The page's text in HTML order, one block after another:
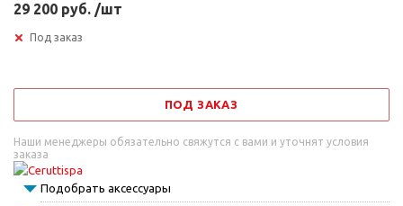
29 200 руб. /шт
Под заказ
ПОД ЗАКАЗ
Наши менеджеры обязательно свяжутся с вами и уточнят условия
заказа
Подобрать аксессуары